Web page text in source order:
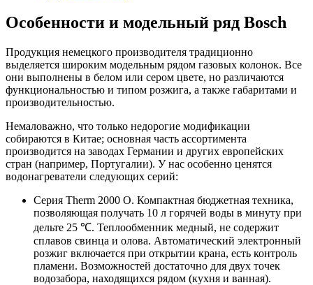
Особенности и модельный ряд Bosch
Продукция немецкого производителя традиционно
выделяется широким модельным рядом газовых колонок. Все
они выполнены в белом или сером цвете, но различаются
функциональностью и типом розжига, а также габаритами и
производительностью.
Немаловажно, что только недорогие модификации
собираются в Китае; основная часть ассортимента
производится на заводах Германии и других европейских
стран (например, Португалии). У нас особенно ценятся
водонагреватели следующих серий:
Серия Therm 2000 О. Компактная бюджетная техника,
позволяющая получать 10 л горячей воды в минуту при
дельте 25 ℃. Теплообменник медный, не содержит
сплавов свинца и олова. Автоматический электронный
розжиг включается при открытии крана, есть контроль
пламени. Возможностей достаточно для двух точек
водозабора, находящихся рядом (кухня и ванная).